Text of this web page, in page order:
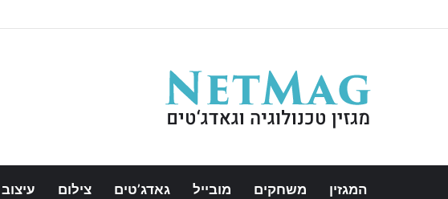
המגזין משחקים מובייל גאדג’טים צילום עיצוב